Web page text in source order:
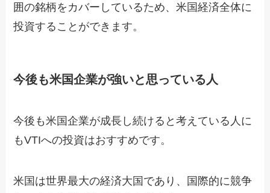
囲の銘柄をカバーしているため、米国経済全体に
投資することができます。
今後も米国企業が強いと思っている人
今後も米国企業が成長し続けると考えている人に
もVTIへの投資はおすすめです。
米国は世界最大の経済大国であり、国際的に競争